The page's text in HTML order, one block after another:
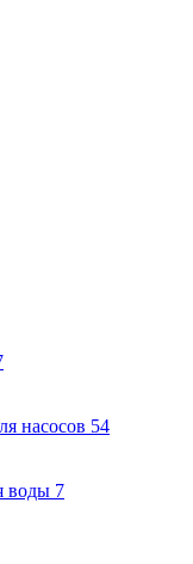
насосов 54
воды 7